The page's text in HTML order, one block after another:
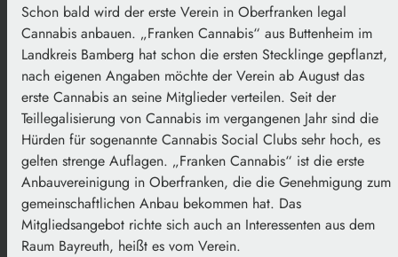
Schon bald wird der erste Verein in Oberfranken legal
Cannabis anbauen. „Franken Cannabis“ aus Buttenheim im
Landkreis Bamberg hat schon die ersten Stecklinge gepflanzt,
nach eigenen Angaben möchte der Verein ab August das
erste Cannabis an seine Mitglieder verteilen. Seit der
Teillegalisierung von Cannabis im vergangenen Jahr sind die
Hürden für sogenannte Cannabis Social Clubs sehr hoch, es
gelten strenge Auflagen. „Franken Cannabis“ ist die erste
Anbauvereinigung in Oberfranken, die die Genehmigung zum
gemeinschaftlichen Anbau bekommen hat. Das
Mitgliedsangebot richte sich auch an Interessenten aus dem
Raum Bayreuth, heißt es vom Verein.